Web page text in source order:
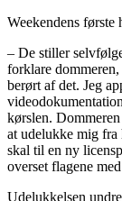
Weekendens første
– De stiller
forklare
berørt af det. Jeg
kørslen.
at udelukke mig fra
skal til en ny
overset flagene
Udelukkelsen